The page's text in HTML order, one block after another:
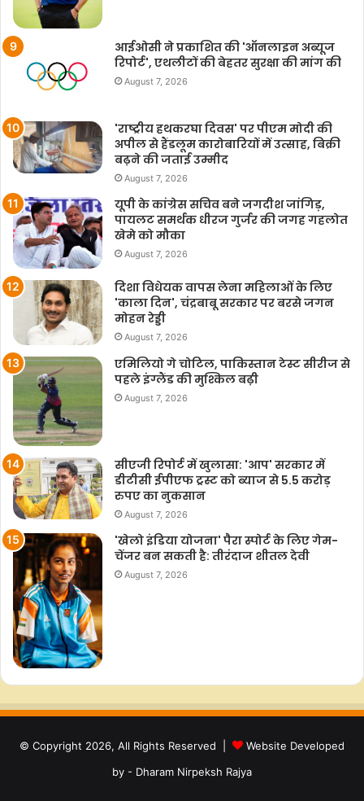
आईओसी ने प्रकाशित की 'ऑनलाइन अब्यूज
रिपोर्ट', एथलीटों की बेहतर सुरक्षा की मांग की
August 7, 2026
'राष्ट्रीय हथकरघा दिवस' पर पीएम मोदी की
अपील से हैंडलूम कारोबारियों में उत्साह, बिक्री
बढ़ने की जताई उम्मीद
August 7, 2026
यूपी के कांग्रेस सचिव बने जगदीश जांगिड़,
पायलट समर्थक धीरज गुर्जर की जगह गहलोत
खेमे को मौका
August 7, 2026
दिशा विधेयक वापस लेना महिलाओं के लिए
'काला दिन', चंद्रबाबू सरकार पर बरसे जगन
मोहन रेड्डी
August 7, 2026
एमिलियो गे चोटिल, पाकिस्तान टेस्ट सीरीज से
पहले इंग्लैंड की मुश्किल बढ़ी
August 7, 2026
सीएजी रिपोर्ट में खुलासा: 'आप' सरकार में
डीटीसी ईपीएफ ट्रस्ट को ब्याज से 5.5 करोड़
रुपए का नुकसान
August 7, 2026
'खेलो इंडिया योजना' पैरा स्पोर्ट के लिए गेम-
चेंजर बन सकती है: तीरंदाज शीतल देवी
August 7, 2026
© Copyright 2026, All Rights Reserved |
Website Developed
by - Dharam Nirpeksh Rajya